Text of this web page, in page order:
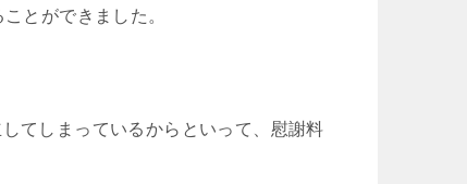
とができました。
てしまっているからといって、慰謝料